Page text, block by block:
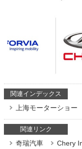
関連インデックス
上海モーターショー
関連リンク
奇瑞汽車 Chery